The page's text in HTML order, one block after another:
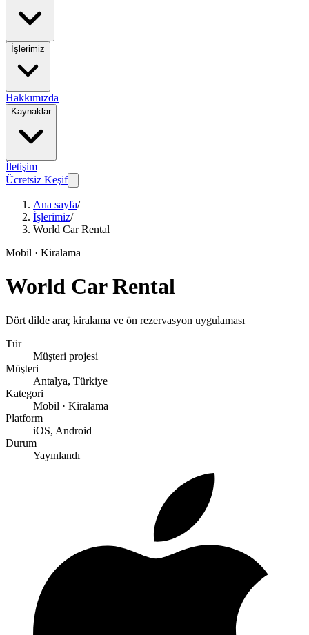
İşlerimiz
Hakkımızda
Kaynaklar
İletişim
Ücretsiz Keşif
Ana sayfa/
İşlerimiz/
World Car Rental
Mobil · Kiralama
World Car Rental
Dört dilde araç kiralama ve ön rezervasyon uygulaması
Tür
Müşteri projesi
Müşteri
Antalya, Türkiye
Kategori
Mobil · Kiralama
Platform
iOS, Android
Durum
Yayınlandı